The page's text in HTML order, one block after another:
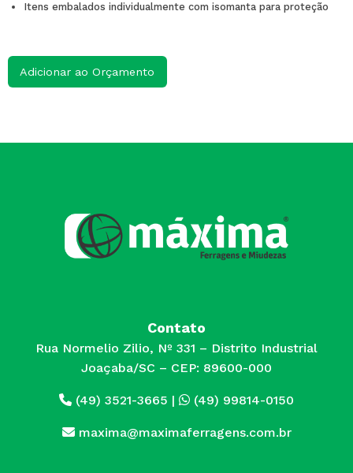
Itens embalados individualmente com isomanta para proteção
Adicionar ao Orçamento
Contato
Rua Normelio Zilio, Nº 331 – Distrito Industrial
Joaçaba/SC – CEP: 89600-000
(49) 3521-3665 | (49) 99814-0150
maxima@maximaferragens.com.br